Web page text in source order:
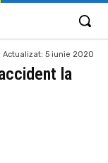
Actualizat: 5 iunie 2020
la